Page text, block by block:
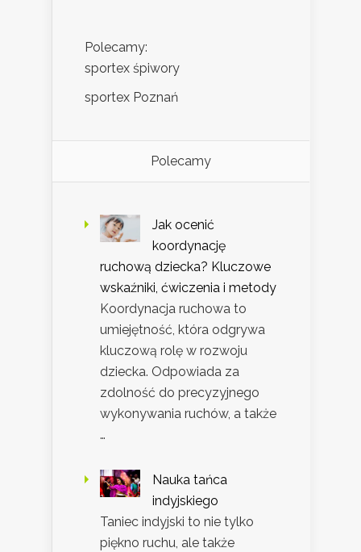
Polecamy:
sportex śpiwory
sportex Poznań
Polecamy
Jak ocenić
koordynację
ruchową dziecka? Kluczowe
wskaźniki, ćwiczenia i metody
Koordynacja ruchowa to
umiejętność, która odgrywa
kluczową rolę w rozwoju
dziecka. Odpowiada za
zdolność do precyzyjnego
wykonywania ruchów, a także
…
Nauka tańca
indyjskiego
Taniec indyjski to nie tylko
piękno ruchu, ale także